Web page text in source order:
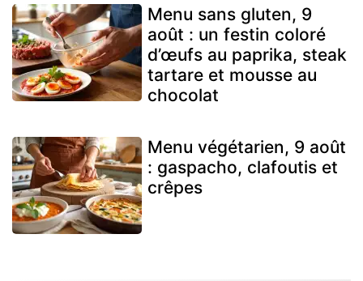
Menu sans gluten, 9
août : un festin coloré
d’œufs au paprika, steak
tartare et mousse au
chocolat
Menu végétarien, 9 août
: gaspacho, clafoutis et
crêpes